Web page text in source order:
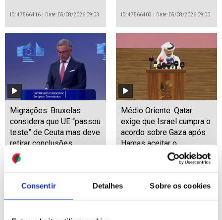
Consentir Detalhes Sobre os cookies
ID: 47566416 Date: 05/08/2026 09:03 ID: 47566403 Date: 05/08/2026 09:00
Migrações: Bruxelas
considera que UE “passou
teste” de Ceuta mas deve
retirar conclusões
ID: 47564767
Médio Oriente: Qatar
exige que Israel cumpra o
acordo sobre Gaza após
Hamas aceitar o
desarmamento